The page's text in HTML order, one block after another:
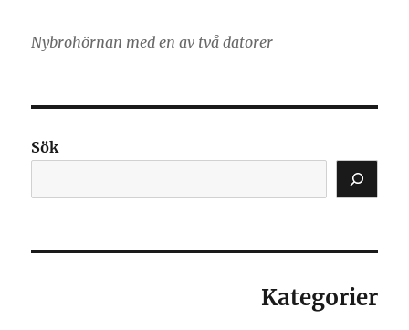
Nybrohörnan med en av två datorer
Sök
Kategorier